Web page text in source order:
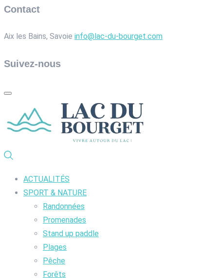
Contact
Aix les Bains, Savoie info@lac-du-bourget.com
Suivez-nous
ACTUALITÉS
SPORT & NATURE
Randonnées
Promenades
Stand up paddle
Plages
Pêche
Forêts